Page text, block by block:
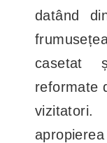
datând
casetat
reformate